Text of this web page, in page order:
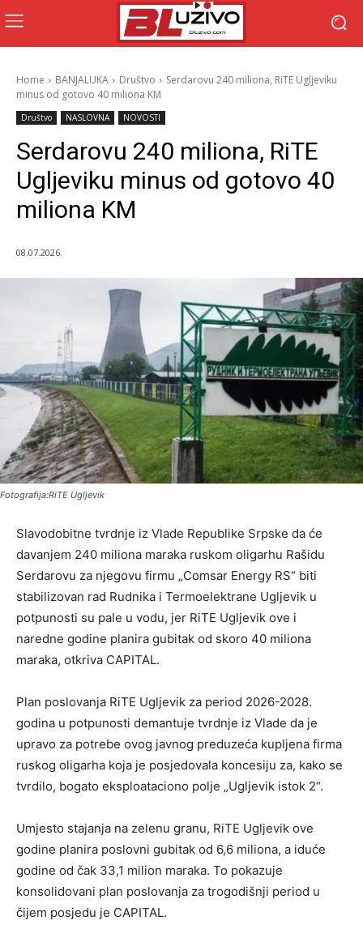
Home BANJALUKA Društvo
Serdarovu 240 miliona, RiTE Ugljeviku
minus od gotovo 40 miliona KM
Društvo NASLOVNA NOVOSTI
Serdarovu 240 miliona, RiTE
Ugljeviku minus od gotovo 40
miliona KM
08.07.2026.
Fotografija:RiTE Ugljevik
Slavodobitne tvrdnje iz Vlade Republike Srpske da će
davanjem 240 miliona maraka ruskom oligarhu Rašidu
Serdarovu za njegovu firmu „Comsar Energy RS“ biti
stabilizovan rad Rudnika i Termoelektrane Ugljevik u
potpunosti su pale u vodu, jer RiTE Ugljevik ove i
naredne godine planira gubitak od skoro 40 miliona
maraka, otkriva CAPITAL.
Plan poslovanja RiTE Ugljevik za period 2026-2028.
godina u potpunosti demantuje tvrdnje iz Vlade da je
upravo za potrebe ovog javnog preduzeća kupljena firma
ruskog oligarha koja je posjedovala koncesiju za, kako se
tvrdilo, bogato eksploataciono polje „Ugljevik istok 2“.
Umjesto stajanja na zelenu granu, RiTE Ugljevik ove
godine planira poslovni gubitak od 6,6 miliona, a iduće
godine od čak 33,1 milion maraka. To pokazuje
konsolidovani plan poslovanja za trogodišnji period u
čijem posjedu je CAPITAL.